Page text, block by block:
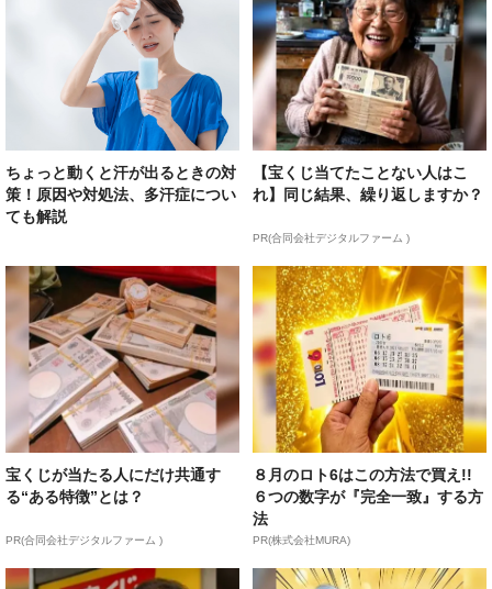
ちょっと動くと汗が出るときの対
策！原因や対処法、多汗症につい
ても解説
【宝くじ当てたことない人はこ
れ】同じ結果、繰り返しますか？
PR(合同会社デジタルファーム )
宝くじが当たる人にだけ共通す
る“ある特徴”とは？
PR(合同会社デジタルファーム )
８月のロト6はこの方法で買え!!
６つの数字が『完全一致』する方
法
PR(株式会社MURA)